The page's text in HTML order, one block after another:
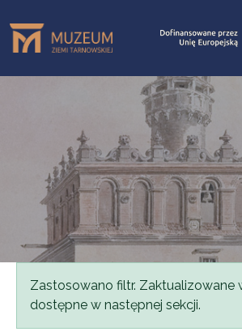
Komunikat
Zastosowano filtr. Zaktualizowane
dostępne w następnej sekcji.